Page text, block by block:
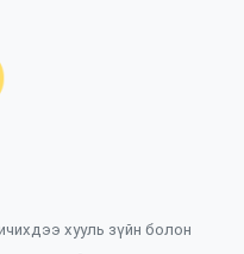
хууль зүйн болон